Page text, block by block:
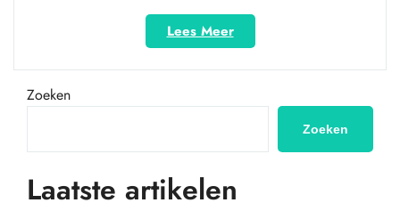
Lees Meer“Ontdek
de
hoogwaardige
HDMI
voor
verbindingen”
Zoeken
Zoeken
Laatste artikelen